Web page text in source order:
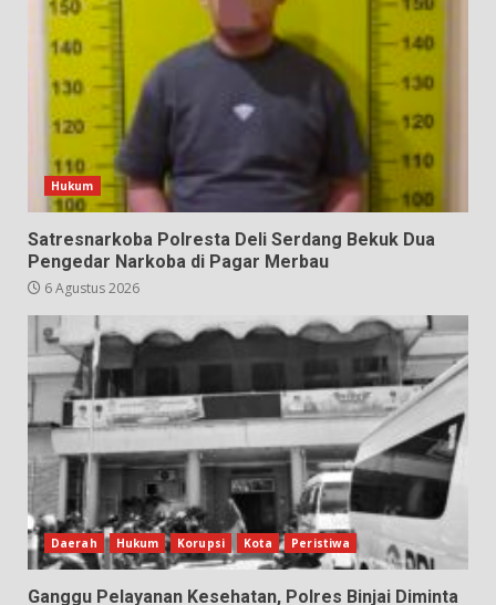
Hukum
Satresnarkoba Polresta Deli Serdang Bekuk Dua
Pengedar Narkoba di Pagar Merbau
6 Agustus 2026
Daerah Hukum Korupsi Kota Peristiwa
Ganggu Pelayanan Kesehatan, Polres Binjai Diminta